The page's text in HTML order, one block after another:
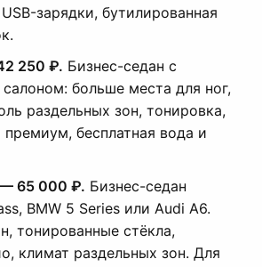
зарядки, бутилированная
250 ₽. Бизнес-седан с
больше места для ног,
раздельных зон, тонировка,
бесплатная вода и
— 65 000 ₽. Бизнес-седан
BMW 5 Series или Audi A6.
тонированные стёкла,
климат раздельных зон. Для